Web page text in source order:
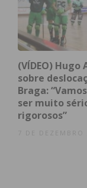
Eu li
(VÍDEO) Hugo
sobre
Braga:
ser muito
rigorosos”
7 DE DEZEMBRO